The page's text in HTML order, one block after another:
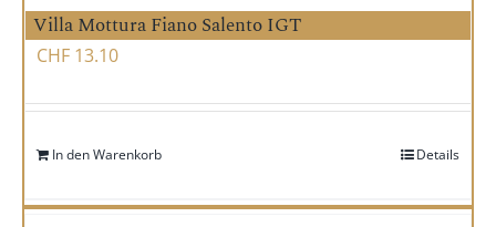
Villa Mottura Fiano Salento IGT
CHF 13.10
In den Warenkorb Details